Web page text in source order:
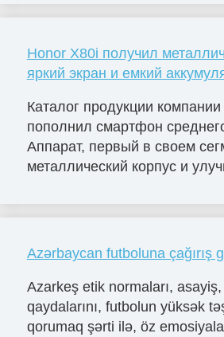
Honor X80i получил
яркий экран и емкий
Каталог продукции
пополнил смартфон
Аппарат, первый в своем
металлический корпус и
Azərbaycan futboluna çağırış
Azarkeş etik normaları, asayiş,
qaydalarını, futbolun yüksək
qorumaq şərti ilə, öz